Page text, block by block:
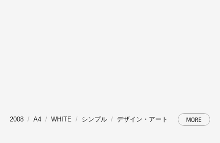
2008 A4 WHITE シンプル デザイン・アート MORE